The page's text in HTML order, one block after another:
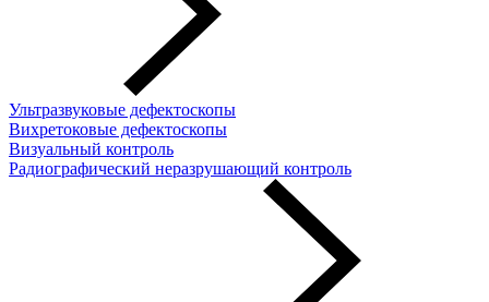
Ультразвуковые дефектоскопы
Вихретоковые дефектоскопы
Визуальный контроль
Радиографический неразрушающий контроль